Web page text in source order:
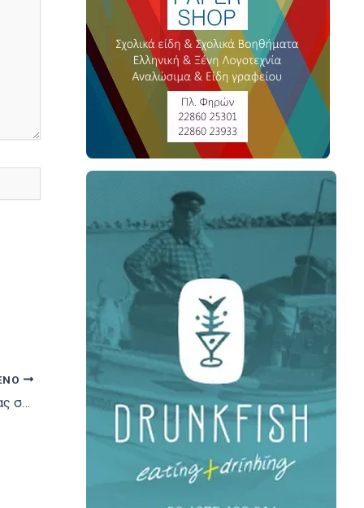
H πολιτική ηγεσία του Υπουργείου Ναυτιλίας στην πρώτη διευρυμένη συνάντηση του νέου Δ.Σ. Επιμελητηρίου Κυκλάδωνστη Σύρο.